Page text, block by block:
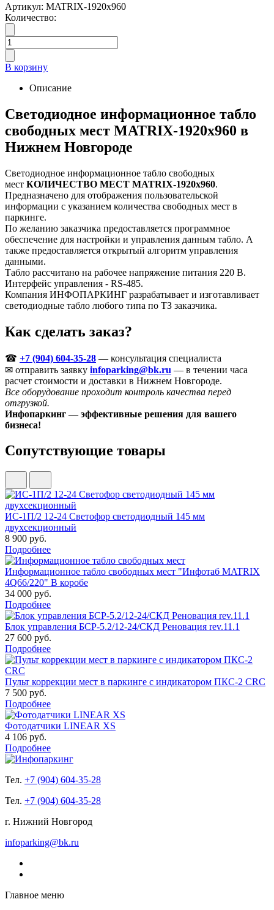
Артикул: MATRIX-1920х960
Количество:
В корзину
Описание
Светодиодное информационное табло
свободных мест MATRIX-1920х960 в
Нижнем Новгороде
Светодиодное информационное табло свободных
мест КОЛИЧЕСТВО МЕСТ MATRIX-1920х960.
Предназначено для отображения пользовательской
информации с указанием количества свободных мест в
паркинге.
По желанию заказчика предоставляется программное
обеспечение для настройки и управления данным табло. А
также предоставляется открытый алгоритм управления
данными.
Табло рассчитано на рабочее напряжение питания 220 В.
Интерфейс управления - RS-485.
Компания ИНФОПАРКИНГ разрабатывает и изготавливает
светодиодные табло любого типа по ТЗ заказчика.
Как сделать заказ?
☎ +7 (904) 604-35-28 — консультация специалиста
✉ отправить заявку infoparking@bk.ru — в течении часа
расчет стоимости и доставки в Нижнем Новгороде.
Все оборудование проходит контроль качества перед
отгрузкой.
Инфопаркинг — эффективные решения для вашего
бизнеса!
Сопутствующие товары
ИС-1П/2 12-24 Светофор светодиодный 145 мм
двухсекционный
8 900 руб.
Подробнее
Информационное табло свободных мест "Инфотаб MATRIX
4Q66/220" В коробе
34 000 руб.
Подробнее
Блок управления БСР-5.2/12-24/СКД Реновация rev.11.1
27 600 руб.
Подробнее
Пульт коррекции мест в паркинге с индикатором ПКС-2 CRC
7 500 руб.
Подробнее
Фотодатчики LINEAR XS
4 106 руб.
Подробнее
Тел. +7 (904) 604-35-28
Тел. +7 (904) 604-35-28
г. Нижний Новгород
infoparking@bk.ru
Главное меню